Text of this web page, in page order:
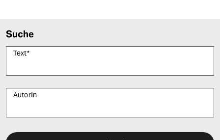
Suche
Text*
AutorIn